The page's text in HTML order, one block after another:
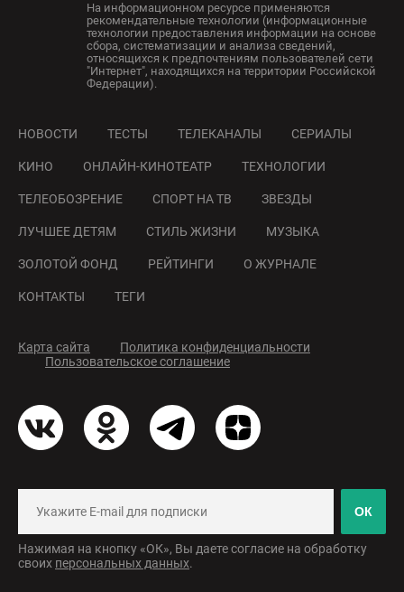
На информационном ресурсе применяются
рекомендательные технологии (информационные
технологии предоставления информации на основе
сбора, систематизации и анализа сведений,
относящихся к предпочтениям пользователей сети
"Интернет", находящихся на территории Российской
Федерации).
НОВОСТИ ТЕСТЫ ТЕЛЕКАНАЛЫ СЕРИАЛЫ
КИНО ОНЛАЙН-КИНОТЕАТР ТЕХНОЛОГИИ
ТЕЛЕОБОЗРЕНИЕ СПОРТ НА ТВ ЗВЕЗДЫ
ЛУЧШЕЕ ДЕТЯМ СТИЛЬ ЖИЗНИ МУЗЫКА
ЗОЛОТОЙ ФОНД РЕЙТИНГИ О ЖУРНАЛЕ
КОНТАКТЫ ТЕГИ
Карта сайта
Политика конфиденциальности
Пользовательское соглашение
ОК
Нажимая на кнопку «ОК», Вы даете согласие на обработку
своих персональных данных.